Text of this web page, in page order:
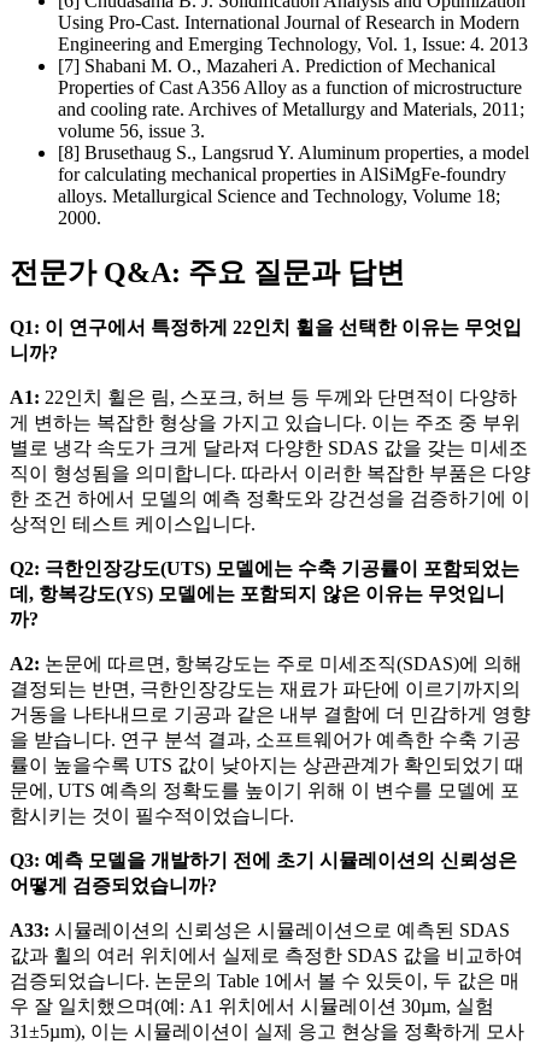
Using Pro-Cast. International Journal of Research in Modern
Engineering and Emerging Technology, Vol. 1, Issue: 4. 2013
[7] Shabani M. O., Mazaheri A. Prediction of Mechanical
Properties of Cast A356 Alloy as a function of microstructure
and cooling rate. Archives of Metallurgy and Materials, 2011;
volume 56, issue 3.
[8] Brusethaug S., Langsrud Y. Aluminum properties, a model
for calculating mechanical properties in AlSiMgFe-foundry
alloys. Metallurgical Science and Technology, Volume 18;
2000.
전문가 Q&A: 주요 질문과 답변
Q1: 이 연구에서 특정하게 22인치 휠을 선택한 이유는 무엇입
니까?
A1: 22인치 휠은 림, 스포크, 허브 등 두께와 단면적이 다양하
게 변하는 복잡한 형상을 가지고 있습니다. 이는 주조 중 부위
별로 냉각 속도가 크게 달라져 다양한 SDAS 값을 갖는 미세조
직이 형성됨을 의미합니다. 따라서 이러한 복잡한 부품은 다양
한 조건 하에서 모델의 예측 정확도와 강건성을 검증하기에 이
상적인 테스트 케이스입니다.
Q2: 극한인장강도(UTS) 모델에는 수축 기공률이 포함되었는
데, 항복강도(YS) 모델에는 포함되지 않은 이유는 무엇입니
까?
A2: 논문에 따르면, 항복강도는 주로 미세조직(SDAS)에 의해
결정되는 반면, 극한인장강도는 재료가 파단에 이르기까지의
거동을 나타내므로 기공과 같은 내부 결함에 더 민감하게 영향
을 받습니다. 연구 분석 결과, 소프트웨어가 예측한 수축 기공
률이 높을수록 UTS 값이 낮아지는 상관관계가 확인되었기 때
문에, UTS 예측의 정확도를 높이기 위해 이 변수를 모델에 포
함시키는 것이 필수적이었습니다.
Q3: 예측 모델을 개발하기 전에 초기 시뮬레이션의 신뢰성은
어떻게 검증되었습니까?
A33: 시뮬레이션의 신뢰성은 시뮬레이션으로 예측된 SDAS
값과 휠의 여러 위치에서 실제로 측정한 SDAS 값을 비교하여
검증되었습니다. 논문의 Table 1에서 볼 수 있듯이, 두 값은 매
우 잘 일치했으며(예: A1 위치에서 시뮬레이션 30µm, 실험
31±5µm), 이는 시뮬레이션이 실제 응고 현상을 정확하게 모사